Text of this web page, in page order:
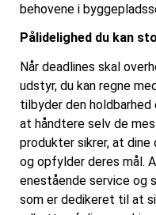
behovene i
Pålidelighed du kan
Når deadlines skal
udstyr, du kan regne
tilbyder den
at håndtere selv de
produkter sikrer, at
og opfylder deres mål.
enestående service og
som er dedikeret til at